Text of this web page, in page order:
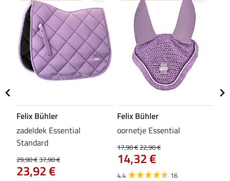
Felix Bühler
zadeldek Essential
Standard
29,90 €37,90 €
23,92 €
Felix Bühler
oornetje Essential
17,90 €22,90 €
14,32 €
4.4 16